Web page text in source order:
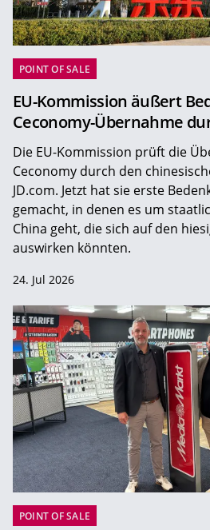
POINT OF SALE
EU-Kommission äußert
Ceconomy-Übernahme
Die EU-Kommission prüft die
Ceconomy durch den
JD.com. Jetzt hat sie erste
gemacht, in denen es um
China geht, die sich auf den
auswirken könnten.
24. Jul 2026
POINT OF SALE